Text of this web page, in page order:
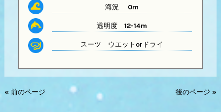
海況 0m
透明度12-14m
スーツ ウエットorドライ
« 前のページ 後のページ »